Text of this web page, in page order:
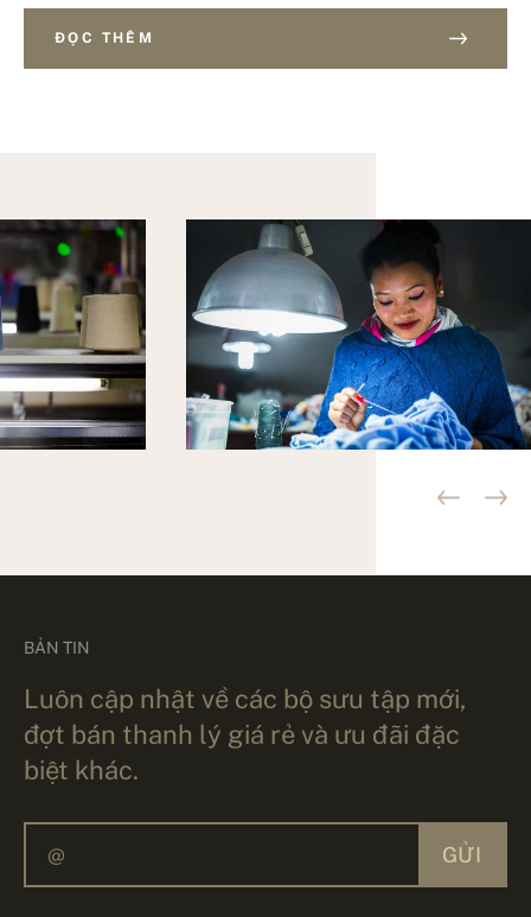
ĐỌC THÊM
BẢN TIN
Luôn cập nhật về các bộ sưu tập mới,
đợt bán thanh lý giá rẻ và ưu đãi đặc
biệt khác.
GỬI